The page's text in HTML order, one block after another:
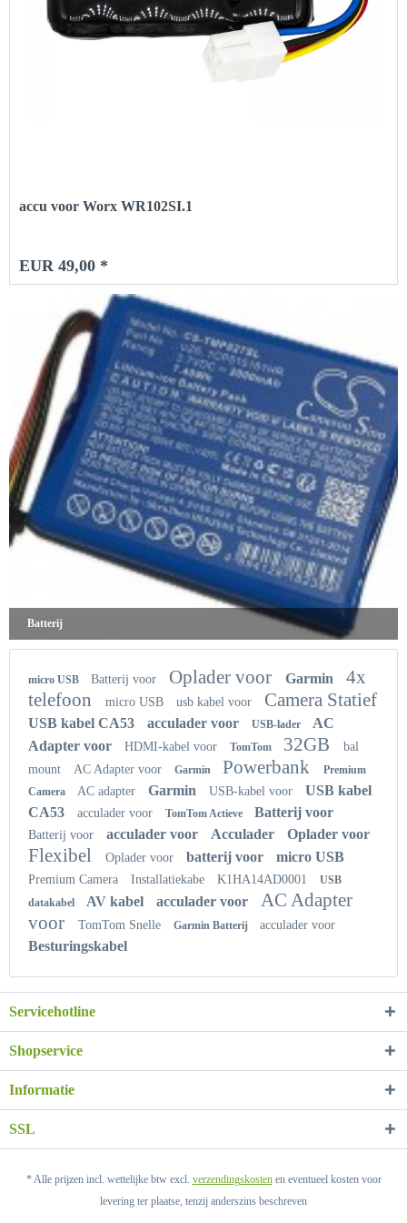
accu voor Worx WR102SI.1
EUR 49,00 *
Batterij
micro USB Batterij voor Oplader voor Garmin
4x
telefoon
micro USB usb kabel voor Camera Statief
USB kabel CA53 acculader voor USB-lader
AC
Adapter voor
HDMI-kabel voor TomTom 32GB
bal
mount
AC Adapter voor Garmin Powerbank
Premium
Camera
AC adapter Garmin USB-kabel voor
USB kabel
CA53
acculader voor TomTom Actieve Batterij voor
Batterij voor acculader voor Acculader Oplader voor
Flexibel Oplader voor batterij voor micro USB
Premium Camera Installatiekabe K1HA14AD0001
USB
datakabel
AV kabel acculader voor
AC Adapter
voor
TomTom Snelle Garmin Batterij acculader voor
Besturingskabel
Servicehotline
Shopservice
Informatie
SSL
* Alle prijzen incl. wettelijke btw excl. verzendingskostenen eventueel kosten voor
levering ter plaatse, tenzij anderszins beschreven